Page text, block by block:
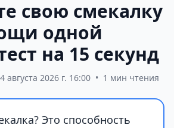
свою смекалку
одной
на 15 секунд
4 августа 2026 г. 16:00 • 1 мин чтения
Это способность